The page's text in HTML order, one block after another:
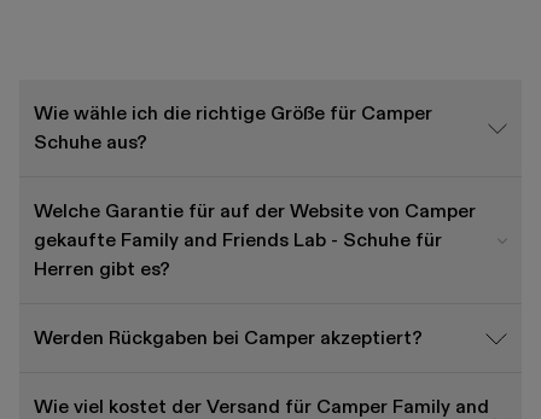
Wie wähle ich die richtige Größe für Camper
Schuhe aus?
Welche Garantie für auf der Website von Camper
gekaufte Family and Friends Lab - Schuhe für
Herren gibt es?
Werden Rückgaben bei Camper akzeptiert?
Wie viel kostet der Versand für Camper Family and